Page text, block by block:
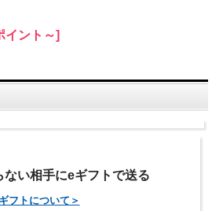
ント～]
ない相手にeギフトで送る
フトについて＞